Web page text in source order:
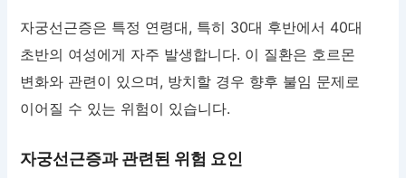
자궁선근증은 특정 연령대, 특히 30대 후반에서 40대
초반의 여성에게 자주 발생합니다. 이 질환은 호르몬
변화와 관련이 있으며, 방치할 경우 향후 불임 문제로
이어질 수 있는 위험이 있습니다.
자궁선근증과 관련된 위험 요인